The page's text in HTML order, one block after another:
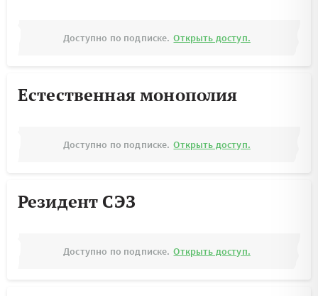
Доступно по подписке. Открыть доступ.
Естественная монополия
Доступно по подписке. Открыть доступ.
Резидент СЭЗ
Доступно по подписке. Открыть доступ.